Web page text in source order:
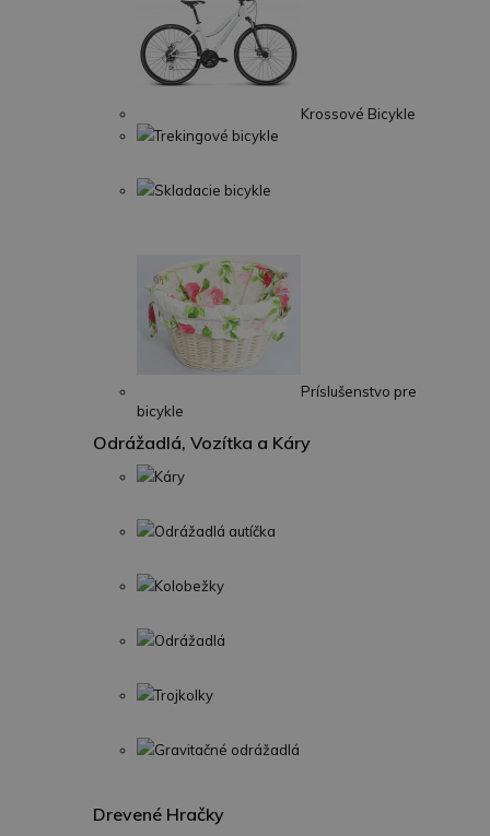
Krossové Bicykle
Trekingové bicykle
Skladacie bicykle
Príslušenstvo pre
bicykle
Odrážadlá, Vozítka a Káry
Káry
Odrážadlá autíčka
Kolobežky
Odrážadlá
Trojkolky
Gravitačné odrážadlá
Drevené Hračky